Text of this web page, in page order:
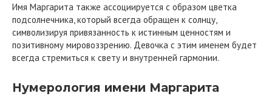
Имя Маргарита также ассоциируется с образом цветка
подсолнечника, который всегда обращен к солнцу,
символизируя привязанность к истинным ценностям и
позитивному мировоззрению. Девочка с этим именем будет
всегда стремиться к свету и внутренней гармонии.
Нумерология имени Маргарита